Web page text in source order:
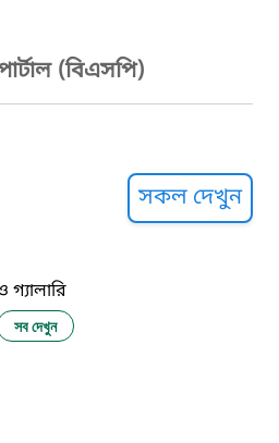
(বিএসপি)
সকল দেখুন
গ্যালারি
সব দেখুন